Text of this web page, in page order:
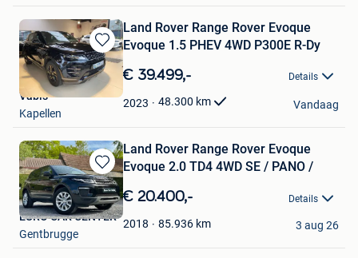
Bewaren
in
Mijn
Favorieten
Land Rover Range Rover Evoque
Evoque 1.5 PHEV 4WD P300E R-Dy
€ 39.499,- Details
2023 48.300 km
Vabis
Kapellen
Vandaag
Bewaren
in
Mijn
Favorieten
Land Rover Range Rover Evoque
Evoque 2.0 TD4 4WD SE / PANO /
€ 20.400,- Details
2018 85.936 km
EURO CAR CENTER
Gentbrugge
3 aug 26